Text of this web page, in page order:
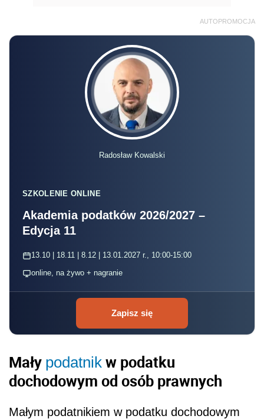
AUTOPROMOCJA
Radosław Kowalski
SZKOLENIE ONLINE
Akademia podatków 2026/2027 –
Edycja 11
13.10 | 18.11 | 8.12 | 13.01.2027 r., 10:00-15:00
online, na żywo + nagranie
Zapisz się
Mały podatnik w podatku
dochodowym od osób prawnych
Małym podatnikiem w podatku dochodowym